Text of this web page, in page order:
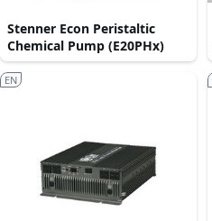
Stenner Econ Peristaltic
Chemical Pump (E20PHx)
EN